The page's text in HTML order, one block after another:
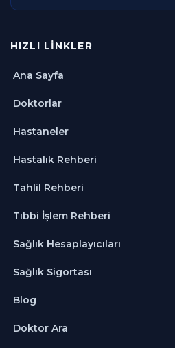
HIZLI LINKLER
Ana Sayfa
Doktorlar
Hastaneler
Hastalık Rehberi
Tahlil Rehberi
Tıbbi İşlem Rehberi
Sağlık Hesaplayıcıları
Sağlık Sigortası
Blog
Doktor Ara